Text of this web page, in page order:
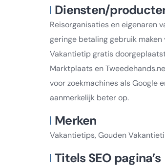
Diensten/
Reisorganisaties en eigenaren
geringe betaling gebruik maken
Vakantietip gratis
Marktplaats en
voor zoekmachines als Google
aanmerkelijk beter op.
Merken
Vakantietips, Gouden
Titels SEO pagina’s